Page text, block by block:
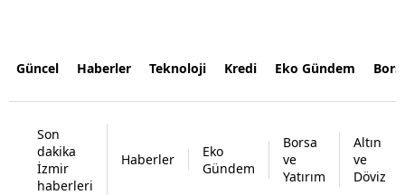
Güncel Haberler Teknoloji Kredi Eko Gündem
Son
dakika
İzmir
haberleri
Haberler
Eko
Gündem
Borsa
ve
Yatırım
Altın
ve
Döviz